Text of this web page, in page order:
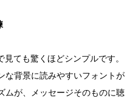
ても驚くほどシンプルです。
な背景に読みやすいフォントが
ムが、メッセージそのものに聴